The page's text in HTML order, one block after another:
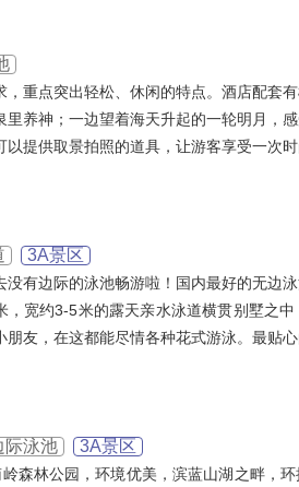
重点突出轻松、休闲的特点。酒店配套
养神；一边望着海天升起的一轮明月，
提供取景拍照的道具，让游客享受一次
3A景区
有边际的泳池畅游啦！国内最好的无边
宽约3-5米的露天亲水泳道横贯别墅之
友，在这都能尽情各种花式游泳。最贴
际泳池 3A景区
森林公园，环境优美，滨蓝山湖之畔，